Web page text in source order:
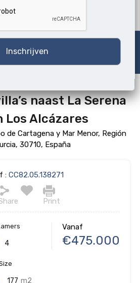
Zoeken
naast La Serena
Los Alcázares
de Cartagena y Mar Menor, Región
30710, España
:CC82.05.138271
Print
Vanaf
€475.000
4
177 m2